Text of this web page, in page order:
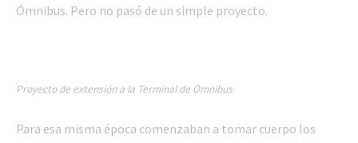
Ómnibus. Pero no pasó de un simple proyecto.
Proyecto de extensión a la Terminal de Ómnibus
Para esa misma época comenzaban a tomar cuerpo los